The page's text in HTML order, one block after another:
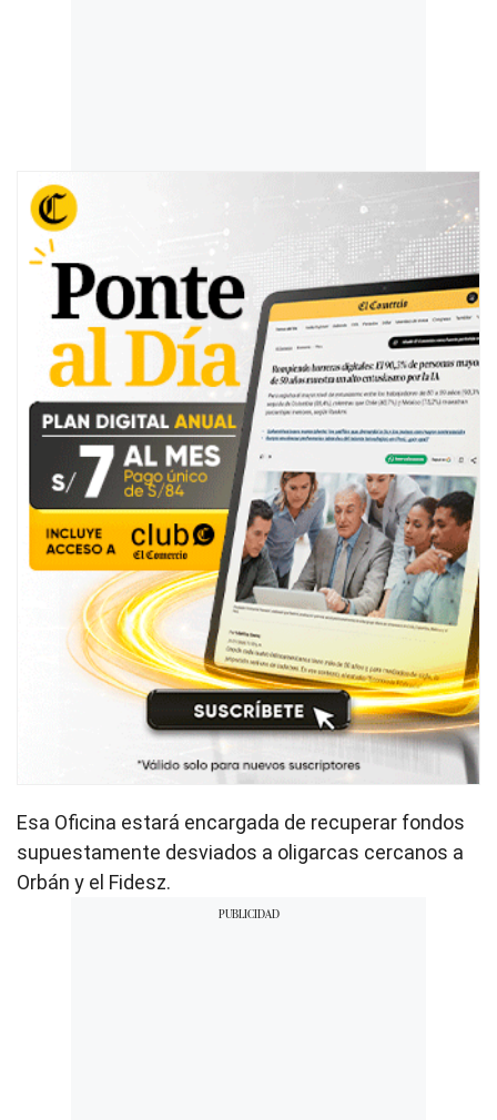
Esa Oficina estará encargada de recuperar fondos
supuestamente desviados a oligarcas cercanos a
Orbán y el Fidesz.